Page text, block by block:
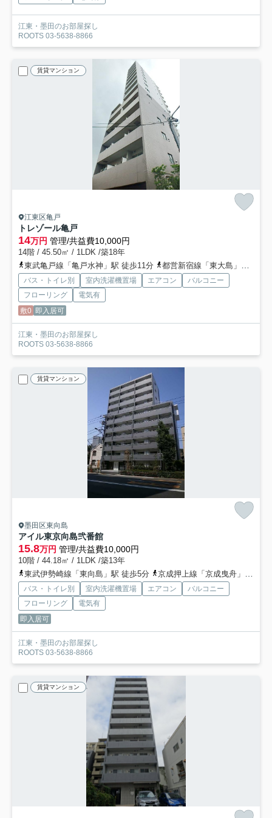
江東・墨田のお部屋探し
ROOTS 03-5638-8866
賃貸マンション
江東区亀戸
トレゾール亀戸
14万円 管理/共益費10,000円
14階 / 45.50㎡ / 1LDK /築18年
東武亀戸線「亀戸水神」駅 徒歩11分
都営新宿線「東大島」駅 徒歩14分
バス・トイレ別 室内洗濯機置場 エアコン
バルコニー
フローリング
電気有
敷0 即入居可
江東・墨田のお部屋探し
ROOTS 03-5638-8866
賃貸マンション
墨田区東向島
アイル東京向島弐番館
15.8万円 管理/共益費10,000円
10階 / 44.18㎡ / 1LDK /築13年
東武伊勢崎線「東向島」駅 徒歩5分
京成押上線「京成曳舟」駅 徒歩10分
バス・トイレ別 室内洗濯機置場 エアコン
バルコニー
フローリング
電気有
即入居可
江東・墨田のお部屋探し
ROOTS 03-5638-8866
賃貸マンション